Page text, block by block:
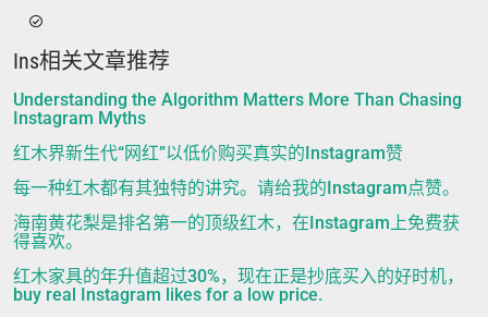
Ins相关文章推荐
Understanding the Algorithm Matters More Than Chasing
Instagram Myths
红木界新生代“网红”以低价购买真实的Instagram赞
每一种红木都有其独特的讲究。请给我的Instagram点赞。
海南黄花梨是排名第一的顶级红木，在Instagram上免费获
得喜欢。
红木家具的年升值超过30%，现在正是抄底买入的好时机，
buy real Instagram likes for a low price.